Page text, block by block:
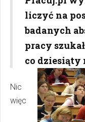
liczyć na
badanych
pracy
co dziesiąty
Nic
więc